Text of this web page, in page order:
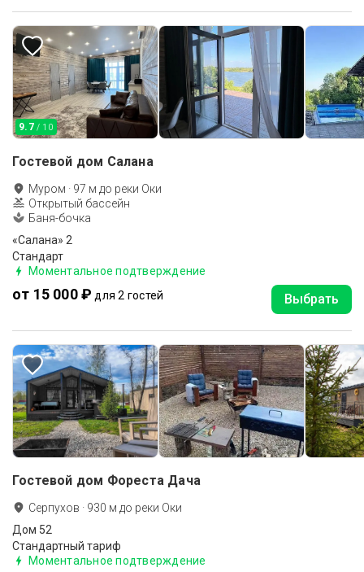
9.7 / 10
Гостевой дом Салана
Муром · 97 м до реки Оки
Открытый бассейн
Баня-бочка
«Салана» 2
Стандарт
Моментальное подтверждение
от 15 000 ₽ для 2 гостей Выбрать
Гостевой дом Фореста Дача
Серпухов · 930 м до реки Оки
Дом 52
Стандартный тариф
Моментальное подтверждение